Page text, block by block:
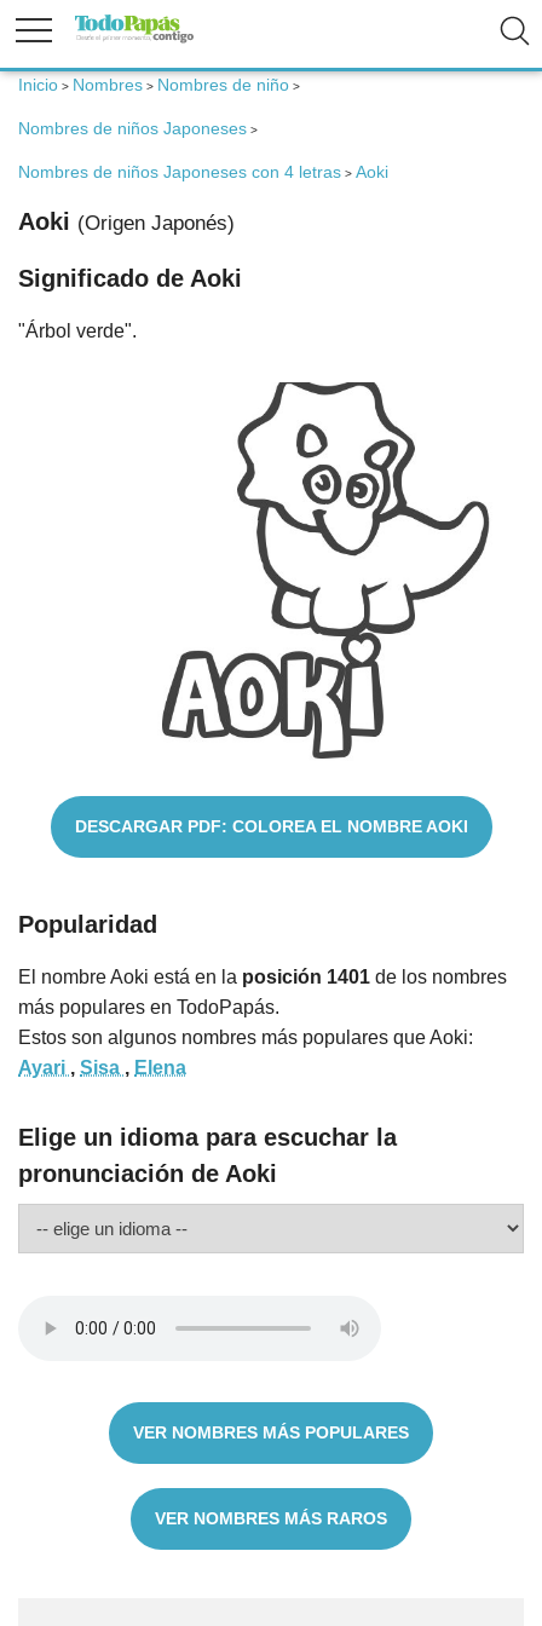
Fertilidad
Embarazo
Niños
Inicio > Nombres > Nombres de niño >
Nombres de niños Japoneses >
Nombres de niños Japoneses con 4 letras > Aoki
Aoki (Origen Japonés)
Significado de Aoki
"Árbol verde".
DESCARGAR PDF: COLOREA EL NOMBRE AOKI
Popularidad
El nombre Aoki está en la posición 1401 de los nombres
más populares en TodoPapás.
Estos son algunos nombres más populares que Aoki:
Ayari , Sisa , Elena
Elige un idioma para escuchar la
pronunciación de Aoki
VER NOMBRES MÁS POPULARES
VER NOMBRES MÁS RAROS